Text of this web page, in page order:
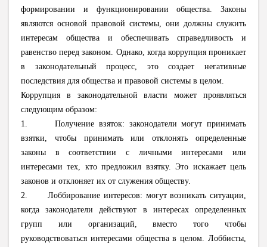
формировании и функционировании общества. Законы
являются основой правовой системы, они должны служить
интересам общества и обеспечивать справедливость и
равенство перед законом. Однако, когда коррупция проникает
в законодательный процесс, это создает негативные
последствия для общества и правовой системы в целом.
Коррупция в законодательной власти может проявляться
следующим образом:
1. Получение взяток: законодатели могут принимать
взятки, чтобы принимать или отклонять определенные
законы в соответствии с личными интересами или
интересами тех, кто предложил взятку. Это искажает цель
законов и отклоняет их от служения обществу.
2. Лоббирование интересов: могут возникать ситуации,
когда законодатели действуют в интересах определенных
групп или организаций, вместо того чтобы
руководствоваться интересами общества в целом. Лоббисты,